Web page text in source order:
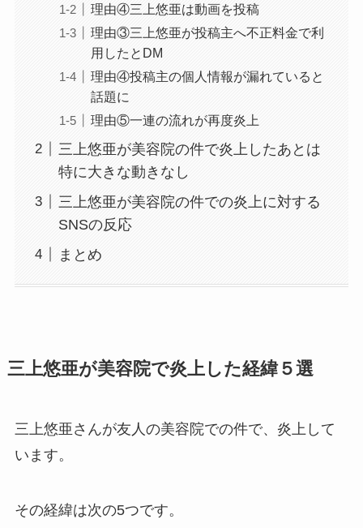
理由④三上悠亜は動画を投稿
理由③三上悠亜が投稿主へ不正料金で利
用したとDM
理由④投稿主の個人情報が漏れていると
話題に
理由⑤一連の流れが再度炎上
三上悠亜が美容院の件で炎上したあとは
特に大きな動きなし
三上悠亜が美容院の件での炎上に対する
SNSの反応
まとめ
三上悠亜が美容院で炎上した経緯５選
三上悠亜さんが友人の美容院での件で、炎上して
います。
その経緯は次の5つです。